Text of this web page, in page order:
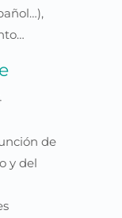
de
y del